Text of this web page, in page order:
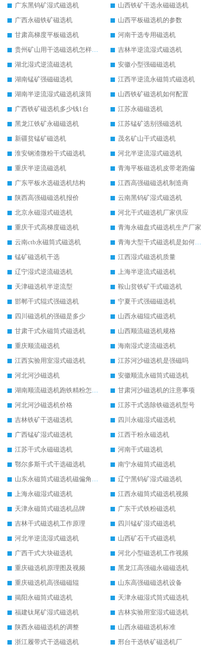
广东黑钨矿湿式磁选机
山西铁矿干选永磁磁选机
广西永磁铁矿磁选机
山西平板磁选机的参数
甘肃高梯度平板磁选机
河南干选专用磁选机
贵州矿山用干选磁选机怎样调磁
吉林半逆流湿式磁选机
湖北湿式逆流磁选机
安徽小型强磁磁选机
湖南锰矿强磁磁选机
江西半逆流永磁筒式磁选机
湖南半逆流湿式磁选机滚筒
山西铁矿磁选机如何配置
广西铁矿磁选机多少钱1台
江苏永磁磁选机
黑龙江铁矿永磁磁选机
江苏锰矿选别强磁选机
新疆贫锰矿磁选机
茂名矿山干式磁选机
淮安钢渣微粉干式磁选机
河北半逆流湿式磁选机
重庆半逆流磁选机
青海平板磁选机皮带老跑偏
广东平板水选磁选机结构
江西高强磁磁选机制造商
陕西高强磁磁选机报价
云南黑钨矿湿式磁选机
北京永磁湿式磁选机
河北干式磁选机厂家供应
重庆干式高梯度磁选机
青海永磁盘式磁选机生产厂家
云南ctb永磁筒式磁选机
青海大型干式磁选机是如何选矿的
锰矿磁选机干选
江西湿式磁选机质量
辽宁湿式逆流磁选机
上海半逆流式磁选机
天津磁选机半逆流型
鞍山贫铁矿干式磁选机
邯郸干式辊式强磁选机
宁夏干式强磁磁选机
四川磁选机的强磁是多少
山西永磁辊式磁选机
甘肃干式永磁筒式磁选机
山西顺流磁选机规格
重庆顺流磁选机
海南湿式逆流磁选机
江西实验用室湿式磁选机
江苏河沙磁选机是强磁吗
河北河沙磁选机
安徽顺流永磁筒式磁选机
湖南顺流磁选机跑铁精粉怎么处理
甘肃河沙磁选机的注意事项
河北河沙磁选机价格
江苏干式选除铁磁选机型号
吉林铁矿干选磁选机
四川永磁湿式磁选机
广西锰矿湿式磁选机
江西干粉永磁选机
江苏干式永磁磁选机
河南干式磁选机
鄂尔多斯干式干选磁选机
南宁永磁筒式磁选机
山东永磁筒式磁选机磁偏角怎么调整
辽宁黑钨矿湿式磁选机
上海永磁湿式磁选机
江西永磁筒式磁选机视频
天津永磁筒式磁选机品牌
广东干式铁粉磁选机
吉林干式磁选机工作原理
四川锰矿湿式磁选机
河北半逆流湿式磁选机
山西矿石干式磁选机
广西干式大块磁选机
河北小型磁选机工作视频
重庆磁选机原理图及视频
黑龙江高强磁永磁磁选机
重庆磁选机高强磁磁辊
山东高强磁磁选机设备
揭阳永磁筒式磁选机
天津永磁湿式筒式磁选机
福建钛尾矿湿式磁选机
吉林实验用室湿式磁选机
陕西永磁磁选机的调整
山西永磁磁选机标准
浙江履带式干选磁选机
邢台干选铁矿磁选机厂